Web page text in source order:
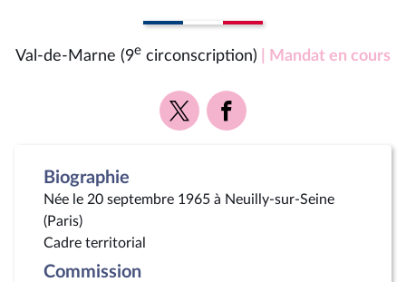
Val-de-Marne (9e circonscription) | Mandat en cours
Voir
la
Voir
la
Biographie
Née le 20 septembre 1965 à Neuilly-sur-Seine
(Paris)
Cadre territorial
Commission